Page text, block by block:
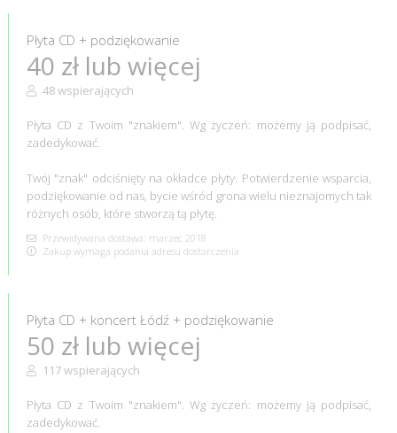
Płyta CD + podziękowanie
40 zł lub więcej
48 wspierających
Płyta CD z Twoim "znakiem". Wg życzeń: możemy ją podpisać,
zadedykować.
Twój "znak" odciśnięty na okładce płyty. Potwierdzenie wsparcia,
podziękowanie od nas, bycie wśród grona wielu nieznajomych tak
różnych osób, które stworzą tą płytę.
Przewidywana dostawa: marzec 2018
Zakup wymaga podania adresu dostarczenia
Płyta CD + koncert Łódź + podziękowanie
50 zł lub więcej
117 wspierających
Płyta CD z Twoim "znakiem". Wg życzeń: możemy ją podpisać,
zadedykować.